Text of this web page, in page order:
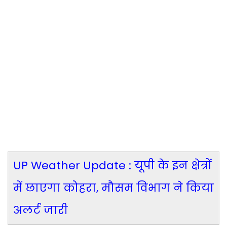
UP Weather Update : यूपी के इन क्षेत्रों
में छाएगा कोहरा, मौसम विभाग ने किया
अलर्ट जारी